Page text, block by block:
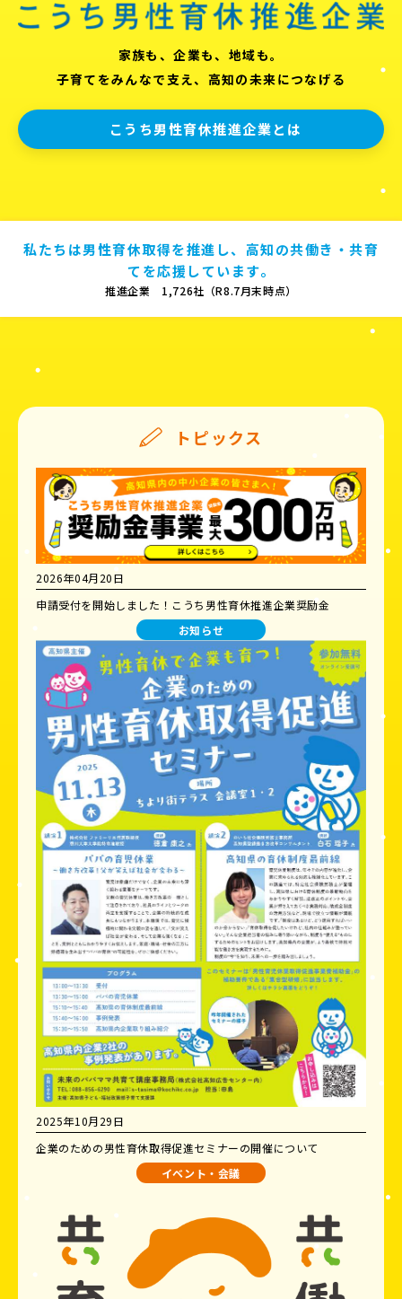
家族も、企業も、地域も。
子育てをみんなで支え、高知の未来につなげる
こうち男性育休推進企業とは
私たちは男性育休取得を推進し、高知の共働き・共育
てを応援しています。
推進企業 1,726社（R8.7月末時点）
トピックス
2026年04月20日
申請受付を開始しました！こうち男性育休推進企業奨励金
お知らせ
2025年10月29日
企業のための男性育休取得促進セミナーの開催について
イベント・会議